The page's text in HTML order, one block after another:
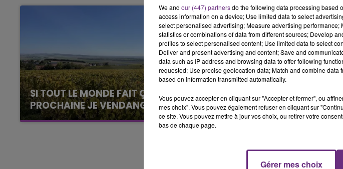
SI TOUT LE MONDE FAIT ÇA, MOI L'ANNÉE
PROCHAINE JE VENDANGE EN...
La vendange en Champagne a débuté ce jeudi
6 août dans la commune de Montgueux (Aube).
L'INSPECTION DU
L'ORDRE SUR LES
Alors que les dates
les conditions de...
We and our (447) partnersdo the following data processing based
access information on a device; Use limited data to select
select personalised advertising; Measure advertising
statistics or combinations of data from different sources; Develop
profiles to select personalised content; Use limited data to select
Deliver and present advertising and content; Save and
data such as IP address and browsing data to offer following
requested; Use precise geolocation data; Match and combine
based on information transmitted automatically.
Vous pouvez accepter en cliquant sur "Accepter et fermer", ou
mes choix". Vous pouvez également refuser en cliquant sur
ce site. Vous pouvez mettre à jour vos choix, ou retirer votre
bas de chaque page.
Gérer mes choix